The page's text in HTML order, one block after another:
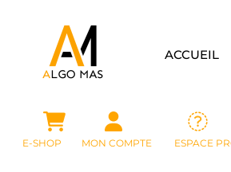
ACCUEIL
E-SHOP MON COMPTE ESPACE